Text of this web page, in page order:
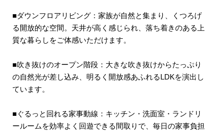
■ダウンフロアリビング：家族が自然と集まり、くつろげ
る開放的な空間。天井が高く感じられ、落ち着きのある上
質な暮らしをご体感いただけます。
■吹き抜けのオープン階段：大きな吹き抜けからたっぷり
の自然光が差し込み、明るく開放感あふれるLDKを演出し
ています。
■ぐるっと回れる家事動線：キッチン・洗面室・ランドリ
ールームを効率よく回遊できる間取りで、毎日の家事負担